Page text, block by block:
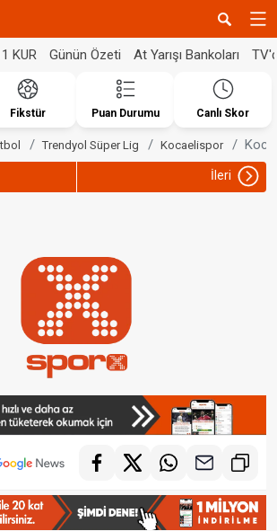
KUR Günün Özeti At Yarışı Bankoları
Fikstür Puan Durumu Canlı Skor
Trendyol Süper Lig Kocaelispor
İleri